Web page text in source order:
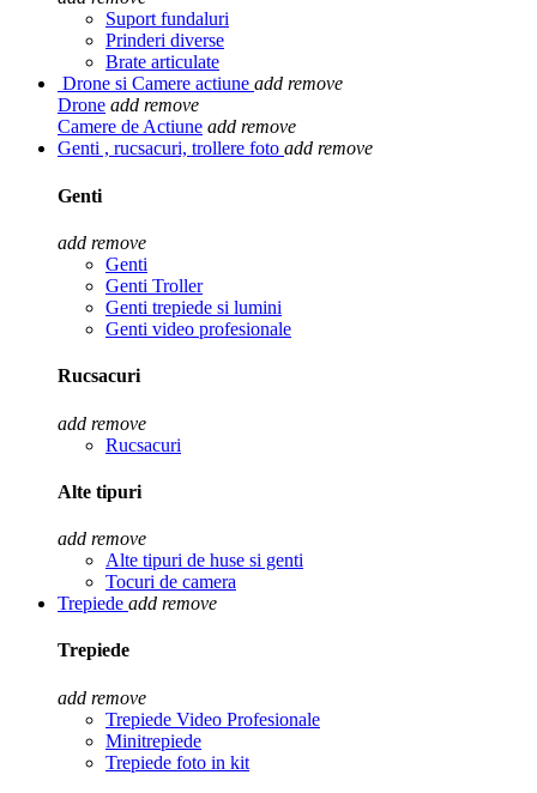
Suport fundaluri
Prinderi diverse
Brate articulate
Drone si Camere actiune add remove
Drone add remove
Camere de Actiune add remove
Genti , rucsacuri, trollere foto add remove
Genti
add remove
Genti
Genti Troller
Genti trepiede si lumini
Genti video profesionale
Rucsacuri
add remove
Rucsacuri
Alte tipuri
add remove
Alte tipuri de huse si genti
Tocuri de camera
Trepiede add remove
Trepiede
add remove
Trepiede Video Profesionale
Minitrepiede
Trepiede foto in kit